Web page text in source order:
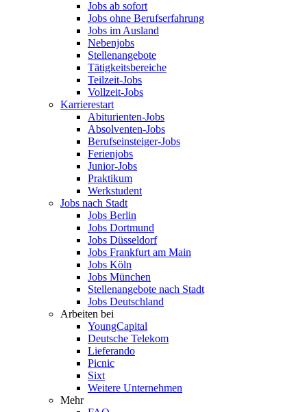
Jobs ab sofort
Jobs ohne Berufserfahrung
Jobs im Ausland
Nebenjobs
Stellenangebote
Tätigkeitsbereiche
Teilzeit-Jobs
Vollzeit-Jobs
Karrierestart
Abiturienten-Jobs
Absolventen-Jobs
Berufseinsteiger-Jobs
Ferienjobs
Junior-Jobs
Praktikum
Werkstudent
Jobs nach Stadt
Jobs Berlin
Jobs Dortmund
Jobs Düsseldorf
Jobs Frankfurt am Main
Jobs Köln
Jobs München
Stellenangebote nach Stadt
Jobs Deutschland
Arbeiten bei
YoungCapital
Deutsche Telekom
Lieferando
Picnic
Sixt
Weitere Unternehmen
Mehr